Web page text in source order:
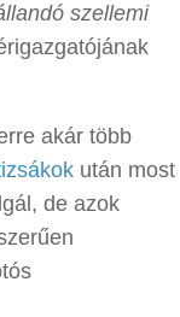
szellemi
akár több
után most
de azok